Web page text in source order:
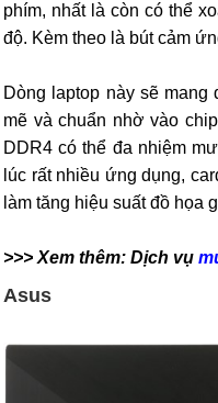
phím, nhất là còn có thể
độ. Kèm theo là bút cảm
Dòng laptop này sẽ
mẽ và chuẩn nhờ vào
DDR4 có thể đa nhiệm
lúc rất nhiều ứng dụng,
làm tăng hiệu suất đồ họa
>>> Xem thêm: Dịch vụ
Asus